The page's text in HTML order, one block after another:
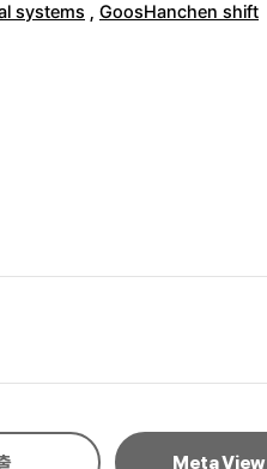
systems , GoosHanchen shift
Meta View